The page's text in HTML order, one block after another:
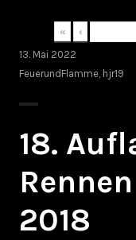
« ‹
13. Mai 2022
FeuerundFlamme, hjr19
18.
2018